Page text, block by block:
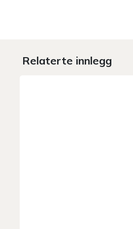
Relaterte innlegg